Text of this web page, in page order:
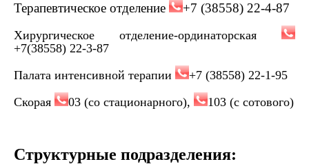
Терапевтическое отделение
+7 (38558) 22-4-87
Хирургическое отделение-ординаторская
+7(38558) 22-3-87
Палата интенсивной терапии
+7 (38558) 22-1-95
Скорая
03 (со стационарного), 103 (с сотового)
Структурные подразделения: